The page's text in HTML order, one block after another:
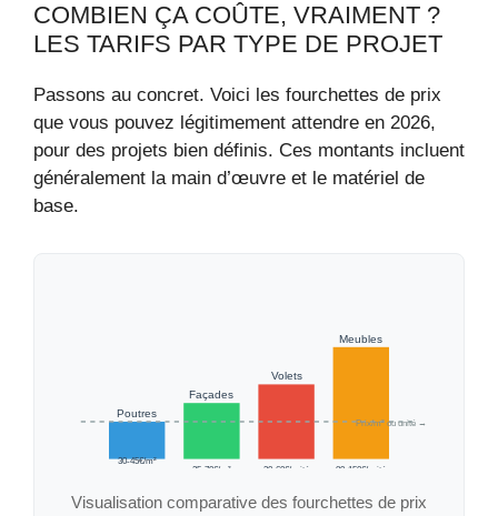
COMBIEN ÇA COÛTE, VRAIMENT ?
LES TARIFS PAR TYPE DE PROJET
Passons au concret. Voici les fourchettes de prix
que vous pouvez légitimement attendre en 2026,
pour des projets bien définis. Ces montants incluent
généralement la main d’œuvre et le matériel de
base.
Poutres
30-45€/m²
Façades
25-70€/m²
Volets
30-60€/unité
Meubles
80-150€/unité
Prix/m² ou unité →
Visualisation comparative des fourchettes de prix